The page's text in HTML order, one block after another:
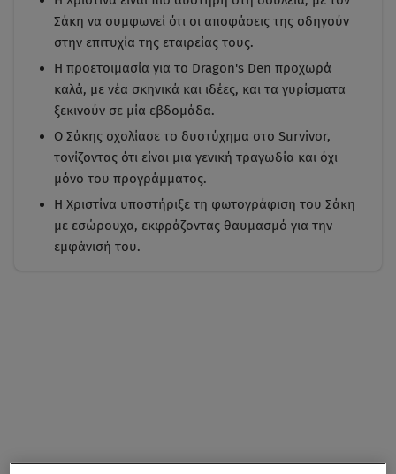
Σάκη να συμφωνεί ότι οι αποφάσεις της οδηγούν
στην επιτυχία της εταιρείας τους.
Η προετοιμασία για το Dragon's Den προχωρά
καλά, με νέα σκηνικά και ιδέες, και τα γυρίσματα
ξεκινούν σε μία εβδομάδα.
Ο Σάκης σχολίασε το δυστύχημα στο Survivor,
τονίζοντας ότι είναι μια γενική τραγωδία και όχι
μόνο του προγράμματος.
Η Χριστίνα υποστήριξε τη φωτογράφιση του Σάκη
με εσώρουχα, εκφράζοντας θαυμασμό για την
εμφάνισή του.